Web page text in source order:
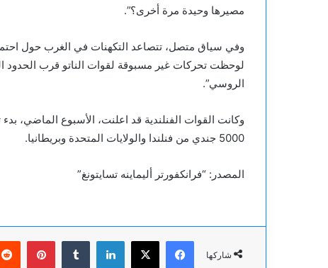
مصيرها وحيدة مرة أخرى؟”.
وفي سياق متصل، تتصاعد التكهنات في الغرب حول
لوحظت تحركات غير مسبوقة لقوات الناتو قرب الحدود
الروسي”.
وكانت القوات الفنلندية قد اعلنت، الأسبوع الماضي،
5000 جندي من فنلندا والولايات المتحدة وبريطانيا.
المصدر: “فرانكفورتر أليماينه تسايتونغ”
شاركها
فيسبوك
‫X لينكدإن